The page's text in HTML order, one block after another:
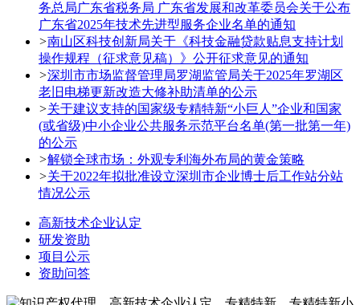
务总局广东省税务局 广东省发展和改革委员会关于公布
广东省2025年技术先进型服务企业名单的通知
>南山区科技创新局关于《科技金融贷款贴息支持计划
操作规程（征求意见稿）》公开征求意见的通知
>深圳市市场监督管理局罗湖监管局关于2025年罗湖区
老旧电梯更新改造大修补助清单的公示
>关于建议支持的国家级专精特新“小巨人”企业和国家
(或省级)中小企业公共服务示范平台名单(第一批第一年)
的公示
>解锁全球市场：外观专利海外布局的黄金策略
>关于2022年拟批准设立深圳市企业博士后工作站分站
情况公示
高新技术企业认定
研发资助
项目公示
资助问答